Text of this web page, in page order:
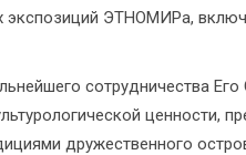
экспозиций ЭТНОМИРа,
сотрудничества
ценности,
дружественного